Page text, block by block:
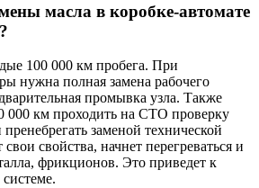
масла в коробке-автомате
100 000 км пробега. При
нужна полная замена рабочего
промывка узла. Также
000 км проходить на СТО проверку
заменой технической
свойства, начнет перегреваться и
фрикционов. Это приведет к